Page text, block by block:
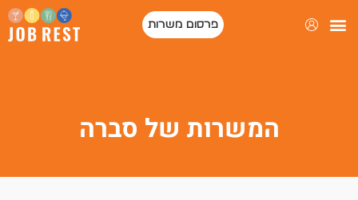
פרסום משרות
המשרות של סברה